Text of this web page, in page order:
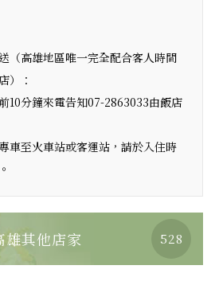
（高雄地區唯一完全配合客人時間
）：
10分鐘來電告知07-2863033由飯店
車至火車站或客運站，請於入住時
雄其他店家 528